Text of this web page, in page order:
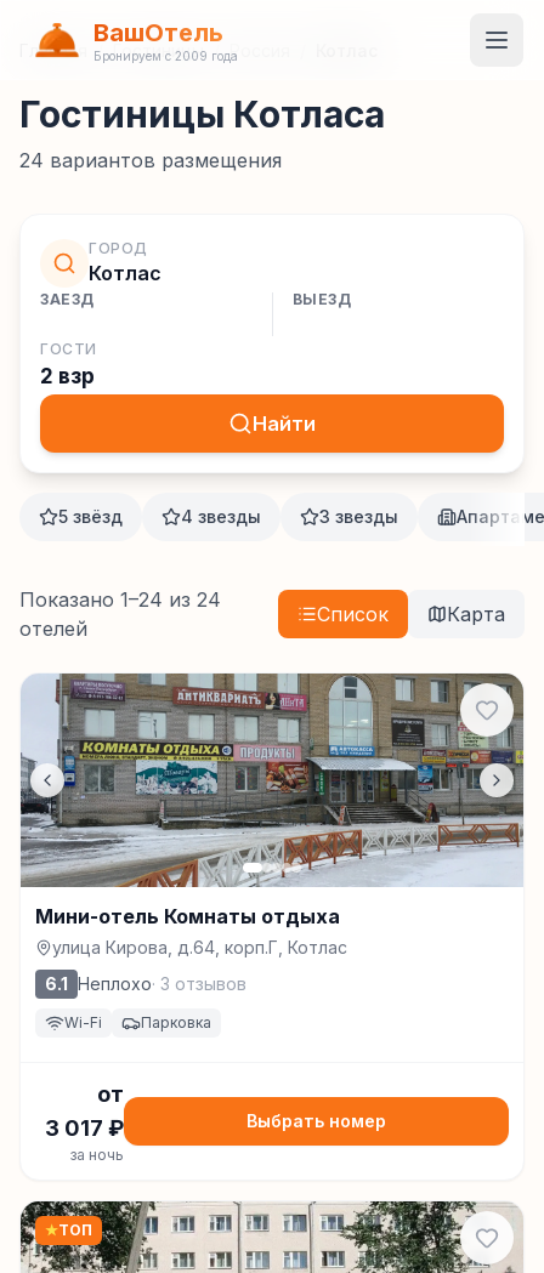
ВашОтель
Бронируем с 2009 года
Главная / Гостиницы / Россия
Гостиницы Котласа
24 вариантов размещения
ГОРОД
Котлас
ЗАЕЗД ВЫЕЗД
ГОСТИ
2 взр
Найти
5 звёзд 4 звезды 3 звезды
Показано 1–24 из 24
отелей
Список Карта
Мини-отель Комнаты отдыха
улица Кирова, д.64, корп.Г, Котлас
6.1 Неплохо· 3 отзывов
Wi-Fi Парковка
от
3 017 ₽
за ночь
Выбрать номер
★ТОП